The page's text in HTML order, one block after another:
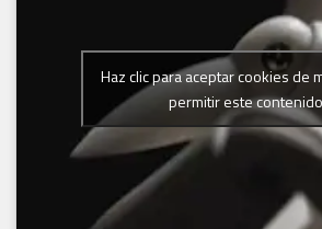
Haz clic para aceptar cookies de
permitir este contenido